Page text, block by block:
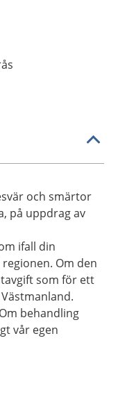
och smärtor
på uppdrag av
ifall din
Om den
som för ett
behandling
vår egen